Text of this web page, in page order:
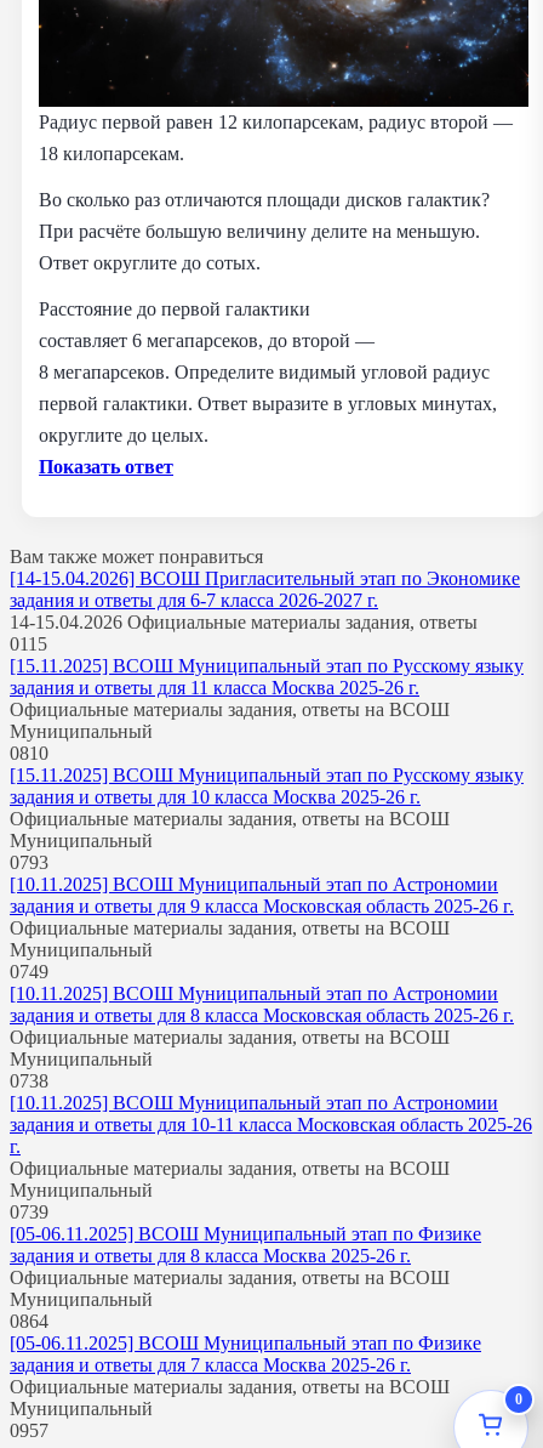
Радиус первой равен 12 килопарсекам, радиус второй —
18 килопарсекам.
Во сколько раз отличаются площади дисков галактик?
При расчёте большую величину делите на меньшую.
Ответ округлите до сотых.
Расстояние до первой галактики
составляет 6 мегапарсеков, до второй —
8 мегапарсеков. Определите видимый угловой радиус
первой галактики. Ответ выразите в угловых минутах,
округлите до целых.
Показать ответ
Вам также может понравиться
[14-15.04.2026] ВСОШ Пригласительный этап по Экономике
задания и ответы для 6-7 класса 2026-2027 г.
14-15.04.2026 Официальные материалы задания, ответы
0115
[15.11.2025] ВСОШ Муниципальный этап по Русскому языку
задания и ответы для 11 класса Москва 2025-26 г.
Официальные материалы задания, ответы на ВСОШ
Муниципальный
0810
[15.11.2025] ВСОШ Муниципальный этап по Русскому языку
задания и ответы для 10 класса Москва 2025-26 г.
Официальные материалы задания, ответы на ВСОШ
Муниципальный
0793
[10.11.2025] ВСОШ Муниципальный этап по Астрономии
задания и ответы для 9 класса Московская область 2025-26 г.
Официальные материалы задания, ответы на ВСОШ
Муниципальный
0749
[10.11.2025] ВСОШ Муниципальный этап по Астрономии
задания и ответы для 8 класса Московская область 2025-26 г.
Официальные материалы задания, ответы на ВСОШ
Муниципальный
0738
[10.11.2025] ВСОШ Муниципальный этап по Астрономии
задания и ответы для 10-11 класса Московская область 2025-26
г.
Официальные материалы задания, ответы на ВСОШ
Муниципальный
0739
[05-06.11.2025] ВСОШ Муниципальный этап по Физике
задания и ответы для 8 класса Москва 2025-26 г.
Официальные материалы задания, ответы на ВСОШ
Муниципальный
0864
[05-06.11.2025] ВСОШ Муниципальный этап по Физике
задания и ответы для 7 класса Москва 2025-26 г.
Официальные материалы задания, ответы на ВСОШ
Муниципальный
0957
0